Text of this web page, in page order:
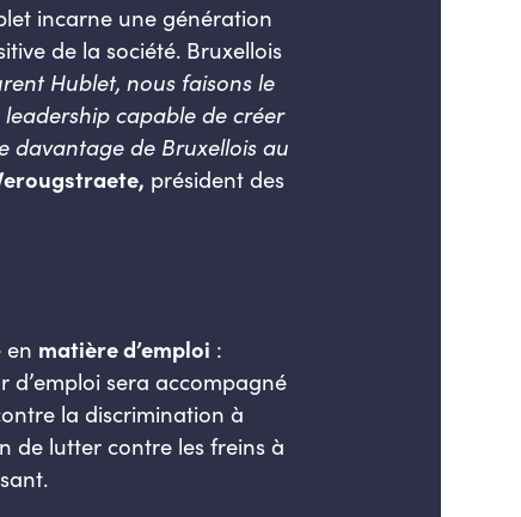
incarne une génération
de la société. Bruxellois
Hublet, nous faisons le
capable de créer
davantage de Bruxellois au
président des
en matière d’emploi :
d’emploi sera accompagné
la discrimination à
de lutter contre les freins à